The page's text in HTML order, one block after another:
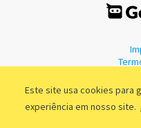
Este site usa cookies para
experiência em nosso site.